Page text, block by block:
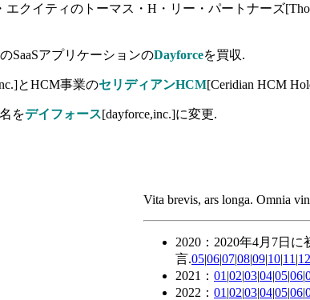
エクイティのトーマス・H・リー・パートナーズ
SaaSアプリケーションのDayforceを買収.
とHCM事業のセリディアンHCM[Ceridian HCM
をデイフォース[dayforce,inc.]に変更.
Vita brevis, ars longa. Omnia
2020：2020年4月7日
言.05|06|07|08|09|10|11 |12
2021： 01 |02|03|04|05|06|
2022： 01 |02|03|04|05|06|